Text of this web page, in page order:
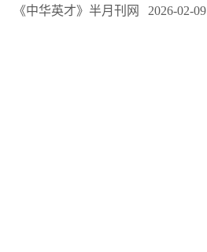
《中华英才》半月刊网 2026-02-09